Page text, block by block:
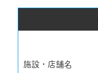
施設・店舗名